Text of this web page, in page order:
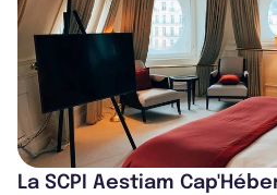
La SCPI Aestiam